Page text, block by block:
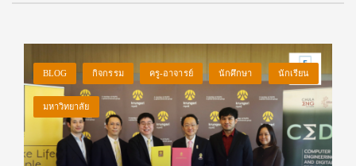
BLOG กิจกรรม ครู-อาจารย์ นักศึกษา นักเรียน
มหาวิทยาลัย